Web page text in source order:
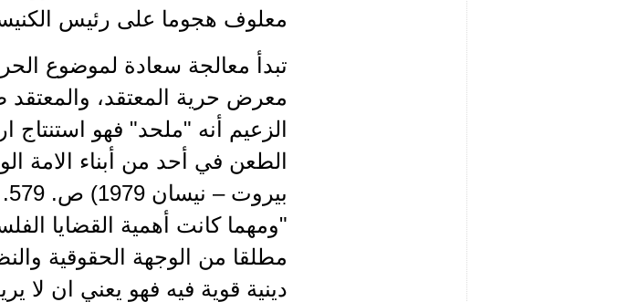
معلوف هجوما على رئيس
تبدأ معالجة سعادة لموضوع
معرض حرية المعتقد،
الزعيم أنه "ملحد" فهو استنتاج
الطعن في أحد من أبناء الامة
"ومهما كانت أهمية القضايا
مطلقا من الوجهة الحقوقية
دينية قوية فيه فهو يعني ان لا